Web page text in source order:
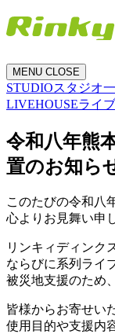
MENU CLOSE
STUDIOスタジオ
LIVEHOUSEライ
令和八年熊
置のお知ら
このたびの令和八
心よりお見舞い申
リンキィディンク
ならびに系列ライ
被災地支援のため
皆様からお寄せい
使用目的や支援内